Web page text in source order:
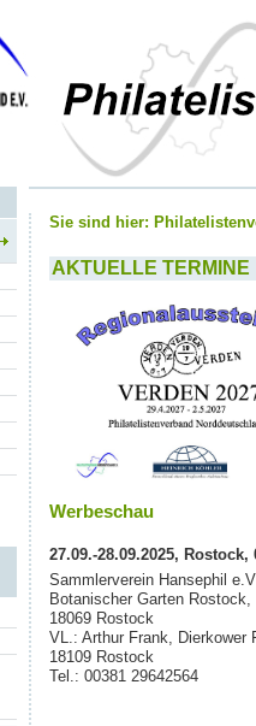
Sie sind hier:
AKTUELLE TERMINE
Werbeschau
27.09.-28.09.2025, Rostock,
Sammlerverein Hansephil
Botanischer Garten Rostock,
18069 Rostock
VL.: Arthur Frank, Dierkower
18109 Rostock
Tel.: 00381 29642564